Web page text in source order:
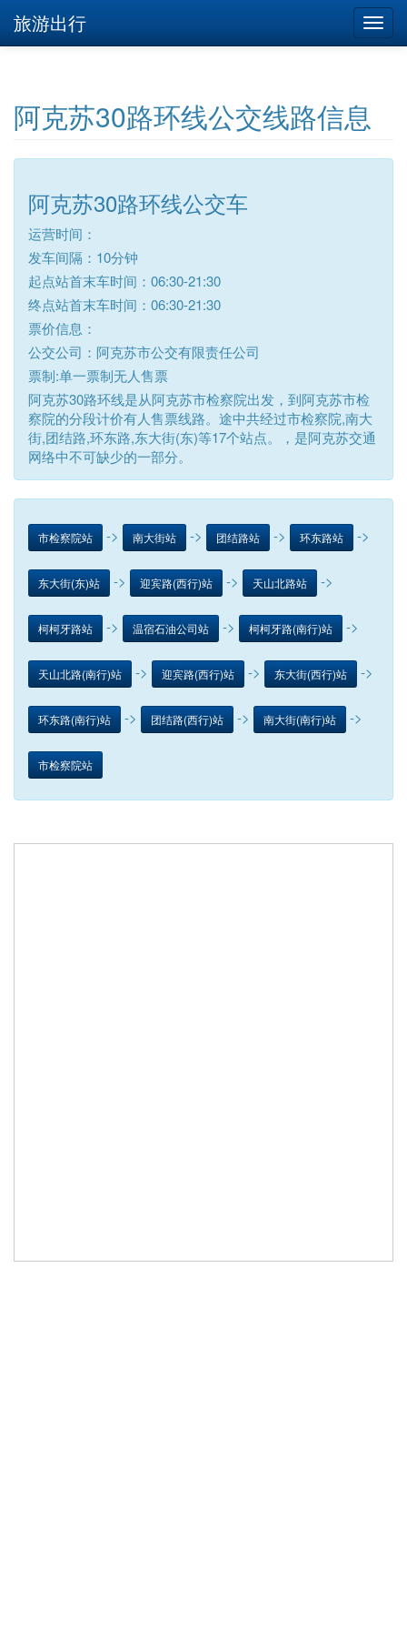
旅游出行
阿克苏30路环线公交线路信息
阿克苏30路环线公交车
运营时间：
发车间隔：10分钟
起点站首末车时间：06:30-21:30
终点站首末车时间：06:30-21:30
票价信息：
公交公司：阿克苏市公交有限责任公司
票制:单一票制无人售票
阿克苏30路环线是从阿克苏市检察院出发，到阿克苏市检
察院的分段计价有人售票线路。途中共经过市检察院,南大
街,团结路,环东路,东大街(东)等17个站点。，是阿克苏交通
网络中不可缺少的一部分。
市检察院站 -> 南大街站 -> 团结路站 -> 环东路站 ->
东大街(东)站 -> 迎宾路(西行)站 -> 天山北路站 ->
柯柯牙路站 -> 温宿石油公司站 -> 柯柯牙路(南行)站 ->
天山北路(南行)站 -> 迎宾路(西行)站 -> 东大街(西行)站 ->
环东路(南行)站 -> 团结路(西行)站 -> 南大街(南行)站 ->
市检察院站